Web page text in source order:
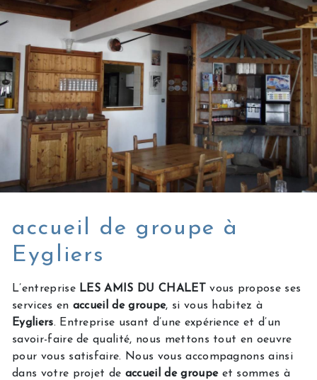
accueil de groupe à
Eygliers
L’entreprise LES AMIS DU CHALET
vous propose ses
services en accueil de groupe, si vous habitez à
Eygliers. Entreprise usant d’une expérience et d’un
savoir-faire de qualité, nous mettons tout en oeuvre
pour vous satisfaire. Nous vous accompagnons ainsi
dans votre projet de accueil de groupeet sommes à